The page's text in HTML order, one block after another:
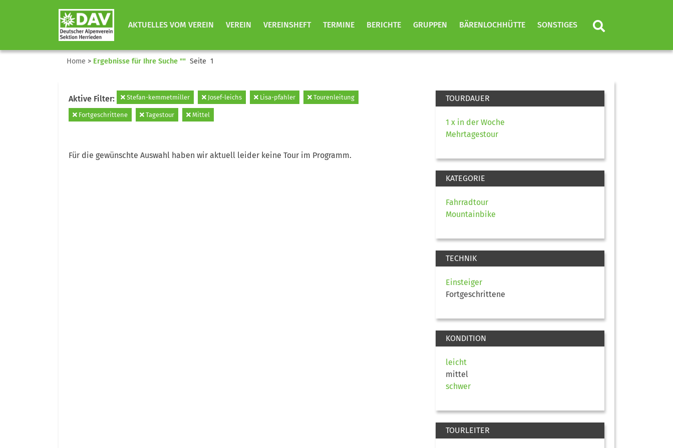
AKTUELLES VOM VEREIN VEREIN VEREINSHEFT TERMINE BERICHTE GRUPPEN BÄRENLOCHHÜTTE SONSTIGES
Home > Ergebnisse für Ihre Suche "" Seite 1
Aktive Filter: Stefan-kemmetmiller Josef-leichs Lisa-pfahler Tourenleitung
Fortgeschrittene Tagestour Mittel
Für die gewünschte Auswahl haben wir aktuell leider keine Tour im Programm.
TOURDAUER
1 x in der Woche
Mehrtagestour
KATEGORIE
Fahrradtour
Mountainbike
TECHNIK
Einsteiger
Fortgeschrittene
KONDITION
leicht
mittel
schwer
TOURLEITER